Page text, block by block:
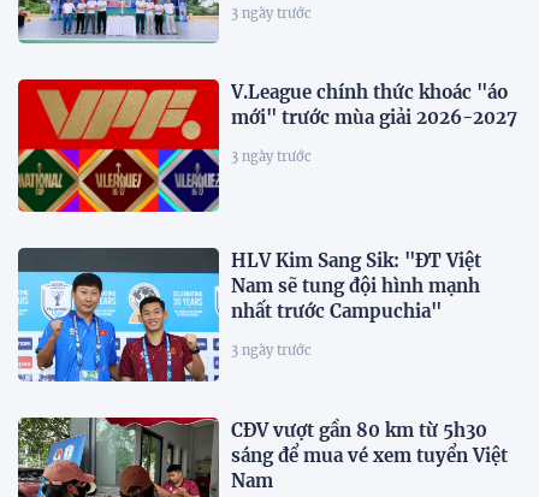
3 ngày trước
V.League chính thức khoác "áo
mới" trước mùa giải 2026-2027
3 ngày trước
HLV Kim Sang Sik: "ĐT Việt
Nam sẽ tung đội hình mạnh
nhất trước Campuchia"
3 ngày trước
CĐV vượt gần 80 km từ 5h30
sáng để mua vé xem tuyển Việt
Nam